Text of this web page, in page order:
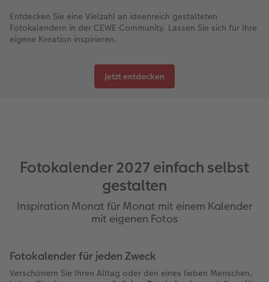
Entdecken Sie eine Vielzahl an ideenreich gestalteten
Fotokalendern in der CEWE Community. Lassen Sie sich für Ihre
eigene Kreation inspirieren.
Jetzt entdecken
Fotokalender 2027 einfach selbst
gestalten
Inspiration Monat für Monat mit einem Kalender
mit eigenen Fotos
Fotokalender für jeden Zweck
Verschönern Sie Ihren Alltag oder den eines lieben Menschen,